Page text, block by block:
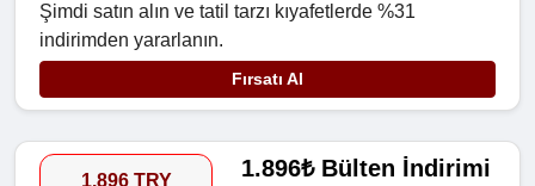
Şimdi satın alın ve tatil tarzı kıyafetlerde %31
indirimden yararlanın.
Fırsatı Al
1.896 TRY 1.896₺ Bülten İndirimi